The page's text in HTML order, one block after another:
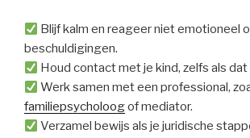
Blijf kalm en reageer niet emotioneel
beschuldigingen.
Houd contact met je kind, zelfs als
Werk samen met een professional,
familiepsycholoogof mediator.
Verzamel bewijs als je juridische